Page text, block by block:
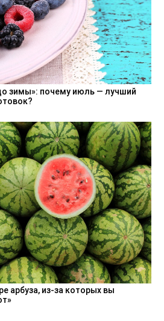
зимы»: почему июль — лучший
арбуза, из-за которых вы